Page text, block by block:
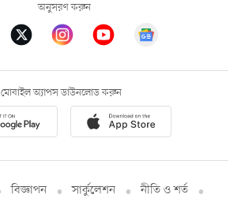
অনুসরণ করুন
মোবাইল অ্যাপস ডাউনলোড করুন
বিজ্ঞাপন সার্কুলেশন নীতি ও শর্ত